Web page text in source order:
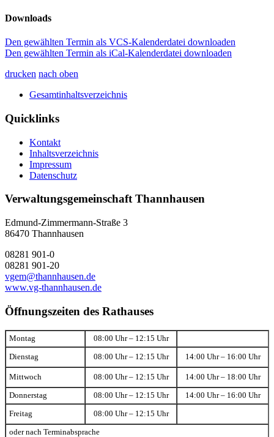
Downloads
Den gewählten Termin als VCS-Kalenderdatei downloaden
Den gewählten Termin als iCal-Kalenderdatei downloaden
drucken nach oben
Gesamtinhaltsverzeichnis
Quicklinks
Kontakt
Inhaltsverzeichnis
Impressum
Datenschutz
Verwaltungsgemeinschaft Thannhausen
Edmund-Zimmermann-Straße 3
86470 Thannhausen
08281 901-0
08281 901-20
vgem@thannhausen.de
www.vg-thannhausen.de
Öffnungszeiten des Rathauses
Montag 08:00 Uhr – 12:15 Uhr
Dienstag 08:00 Uhr – 12:15 Uhr 14:00 Uhr – 16:00 Uhr
Mittwoch 08:00 Uhr – 12:15 Uhr 14:00 Uhr – 18:00 Uhr
Donnerstag 08:00 Uhr – 12:15 Uhr 14:00 Uhr – 16:00 Uhr
Freitag 08:00 Uhr – 12:15 Uhr
oder nach Terminabsprache